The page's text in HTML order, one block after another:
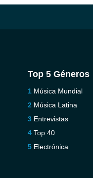
Top 5 Géneros
Música Mundial
Música Latina
Entrevistas
Top 40
Electrónica